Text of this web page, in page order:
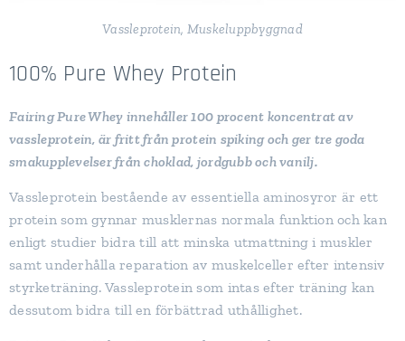
Vassleprotein, Muskeluppbyggnad
100% Pure Whey Protein
Fairing Pure Whey innehåller 100 procent koncentrat av
vassleprotein, är fritt från protein spiking och ger tre goda
smakupplevelser från choklad, jordgubb och vanilj.
Vassleprotein bestående av essentiella aminosyror är ett
protein som gynnar musklernas normala funktion och kan
enligt studier bidra till att minska utmattning i muskler
samt underhålla reparation av muskelceller efter intensiv
styrketräning. Vassleprotein som intas efter träning kan
dessutom bidra till en förbättrad uthållighet.